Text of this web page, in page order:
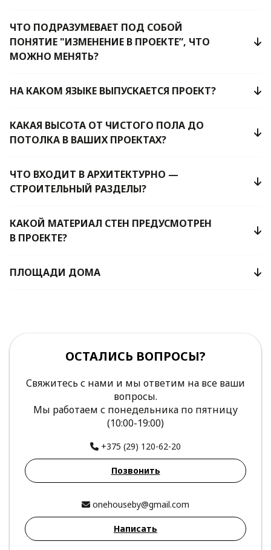
ЧТО ПОДРАЗУМЕВАЕТ ПОД СОБОЙ
ПОНЯТИЕ "ИЗМЕНЕНИЕ В ПРОЕКТЕ”, ЧТО
МОЖНО МЕНЯТЬ?
НА КАКОМ ЯЗЫКЕ ВЫПУСКАЕТСЯ ПРОЕКТ?
КАКАЯ ВЫСОТА ОТ ЧИСТОГО ПОЛА ДО
ПОТОЛКА В ВАШИХ ПРОЕКТАХ?
ЧТО ВХОДИТ В АРХИТЕКТУРНО —
СТРОИТЕЛЬНЫЙ РАЗДЕЛЫ?
КАКОЙ МАТЕРИАЛ СТЕН ПРЕДУСМОТРЕН
В ПРОЕКТЕ?
ПЛОЩАДИ ДОМА
ОСТАЛИСЬ ВОПРОСЫ?
Свяжитесь с нами и мы ответим на все ваши
вопросы.
Мы работаем с понедельника по пятницу
(10:00-19:00)
+375 (29) 120-62-20
Позвонить
onehouseby@gmail.com
Написать